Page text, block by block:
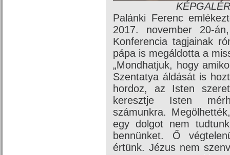
Palánki Ferenc
2017. november 20-
Konferencia tagjainak
pápa is megáldotta a
„Mondhatjuk, hogy
Szentatya áldását is
hordoz, az Isten
keresztje Isten
számunkra.
egy dolgot nem
bennünket. Ő
értünk. Jézus nem